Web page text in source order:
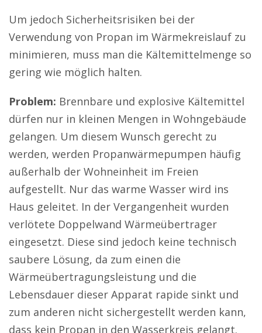
Um jedoch Sicherheitsrisiken bei der
Verwendung von Propan im Wärmekreislauf zu
minimieren, muss man die Kältemittelmenge so
gering wie möglich halten.
Problem: Brennbare und explosive Kältemittel
dürfen nur in kleinen Mengen in Wohngebäude
gelangen. Um diesem Wunsch gerecht zu
werden, werden Propanwärmepumpen häufig
außerhalb der Wohneinheit im Freien
aufgestellt. Nur das warme Wasser wird ins
Haus geleitet. In der Vergangenheit wurden
verlötete Doppelwand Wärmeübertrager
eingesetzt. Diese sind jedoch keine technisch
saubere Lösung, da zum einen die
Wärmeübertragungsleistung und die
Lebensdauer dieser Apparat rapide sinkt und
zum anderen nicht sichergestellt werden kann,
dass kein Propan in den Wasserkreis gelangt.